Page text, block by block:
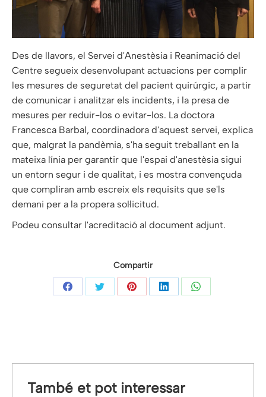
Des de llavors, el Servei d'Anestèsia i Reanimació del
Centre segueix desenvolupant actuacions per complir
les mesures de seguretat del pacient quirúrgic, a partir
de comunicar i analitzar els incidents, i la presa de
mesures per reduir-los o evitar-los. La doctora
Francesca Barbal, coordinadora d'aquest servei, explica
que, malgrat la pandèmia, s'ha seguit treballant en la
mateixa línia per garantir que l'espai d'anestèsia sigui
un entorn segur i de qualitat, i es mostra convençuda
que compliran amb escreix els requisits que se'ls
demani per a la propera sol·licitud.
Podeu consultar l'acreditació al document adjunt.
Compartir
Share
Share
Share
Share
Share
També et pot interessar